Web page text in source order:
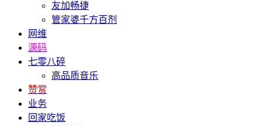
友加畅捷
管家婆千方百剂
网维
源码
七零八碎
高品质音乐
赞赏
业务
回家吃饭